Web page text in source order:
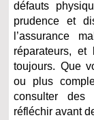
défauts
prudence et
l’assurance
réparateurs,
toujours. Que
ou plus
consulter des
réfléchir avant